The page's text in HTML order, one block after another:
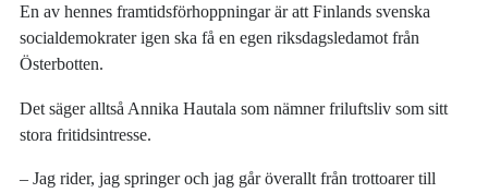
En av hennes framtidsförhoppningar är att Finlands svenska
socialdemokrater igen ska få en egen riksdagsledamot från
Österbotten.
Det säger alltså Annika Hautala som nämner friluftsliv som sitt
stora fritidsintresse.
– Jag rider, jag springer och jag går överallt från trottoarer till